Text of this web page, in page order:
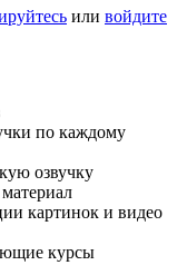
или войдите
по каждому
озвучку
картинок и видео
курсы